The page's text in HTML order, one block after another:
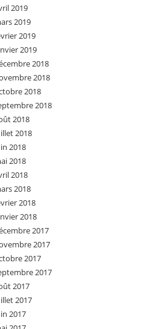
2019
2019
2019
2019
2018
2018
2018
2018
2018
2018
2018
2018
2018
2018
2018
2018
2017
2017
2017
2017
2017
2017
2017